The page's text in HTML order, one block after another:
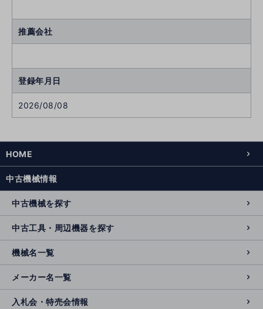
推薦会社
登録年月日
2026/08/08
HOME
中古機械情報
中古機械を探す
中古工具・周辺機器を探す
機械名一覧
メーカー名一覧
入札会・特売会情報